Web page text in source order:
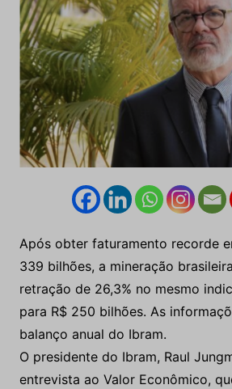
Após obter faturamento recorde
339 bilhões, a mineração
retração de 26,3% no mesmo
para R$ 250 bilhões. As
balanço anual do Ibram.
O presidente do Ibram, Raul
entrevista ao Valor Econômico,